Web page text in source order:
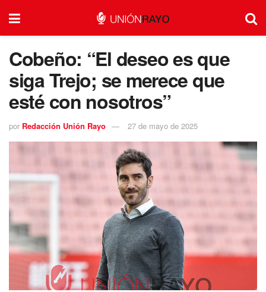
Cobeño: “El deseo es que
siga Trejo; se merece que
esté con nosotros”
por Redacción Unión Rayo 27 de mayo de 2025